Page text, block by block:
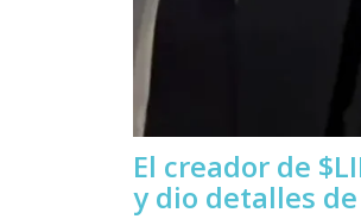
El creador de
y dio detalles